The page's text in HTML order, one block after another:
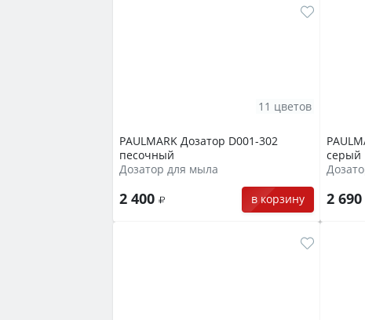
PAULMARK Дозатор D001-302
песочный
Дозатор для мыла
2 400 в корзину
11 цветов
серый
2 690